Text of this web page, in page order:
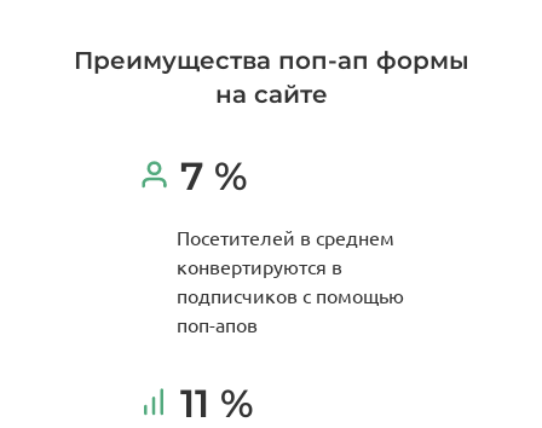
Преимущества поп-ап формы
на сайте
7 %
Посетителей в среднем
конвертируются в
подписчиков с помощью
поп-апов
11 %